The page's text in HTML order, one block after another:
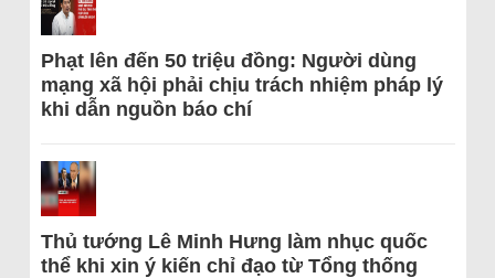
Phạt lên đến 50 triệu đồng: Người dùng
mạng xã hội phải chịu trách nhiệm pháp lý
khi dẫn nguồn báo chí
Thủ tướng Lê Minh Hưng làm nhục quốc
thể khi xin ý kiến chỉ đạo từ Tổng thống